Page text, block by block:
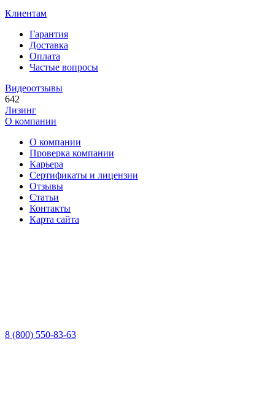
Клиентам
Гарантия
Доставка
Оплата
Частые вопросы
Видеоотзывы
642
Лизинг
О компании
О компании
Проверка компании
Карьера
Сертификаты и лицензии
Отзывы
Статьи
Контакты
Карта сайта
8 (800) 550-83-63